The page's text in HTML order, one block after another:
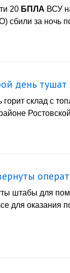
20 БПЛА ВСУ
за ночь
день
склад с
штабы для
для